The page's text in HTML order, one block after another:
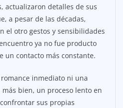
actualizaron detalles de sus
a pesar de las décadas,
el otro gestos y sensibilidades
ya no fue producto
un contacto más constante.
inmediato ni una
bien, un proceso lento en
sus propias